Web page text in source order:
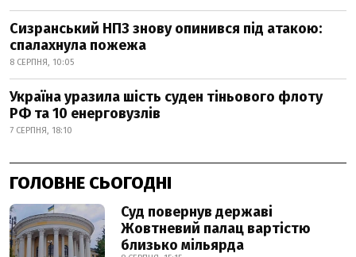
Сизранський НПЗ знову опинився під атакою:
спалахнула пожежа
8 СЕРПНЯ, 10:05
Україна уразила шість суден тіньового флоту
РФ та 10 енерговузлів
7 СЕРПНЯ, 18:10
ГОЛОВНЕ СЬОГОДНІ
Суд повернув державі
Жовтневий палац вартістю
близько мільярда